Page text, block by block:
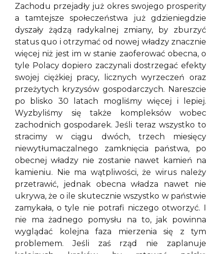
Zachodu przejadły już okres swojego prosperity
a tamtejsze społeczeństwa już gdzieniegdzie
dyszały żądzą radykalnej zmiany, by zburzyć
status quo i otrzymać od nowej władzy znacznie
więcej niż jest im w stanie zaoferować obecna, o
tyle Polacy dopiero zaczynali dostrzegać efekty
swojej ciężkiej pracy, licznych wyrzeczeń oraz
przeżytych kryzysów gospodarczych. Nareszcie
po blisko 30 latach mogliśmy więcej i lepiej.
Wyzbyliśmy się także kompleksów wobec
zachodnich gospodarek. Jeśli teraz wszystko to
stracimy w ciągu dwóch, trzech miesięcy
niewytłumaczalnego zamknięcia państwa, po
obecnej władzy nie zostanie nawet kamień na
kamieniu. Nie ma wątpliwości, że wirus należy
przetrawić, jednak obecna władza nawet nie
ukrywa, że o ile skutecznie wszystko w państwie
zamykała, o tyle nie potrafi niczego otworzyć. I
nie ma żadnego pomysłu na to, jak powinna
wyglądać kolejna faza mierzenia się z tym
problemem. Jeśli zaś rząd nie zaplanuje